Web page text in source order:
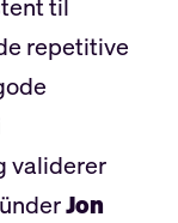
til
repetitive
validerer
Jon